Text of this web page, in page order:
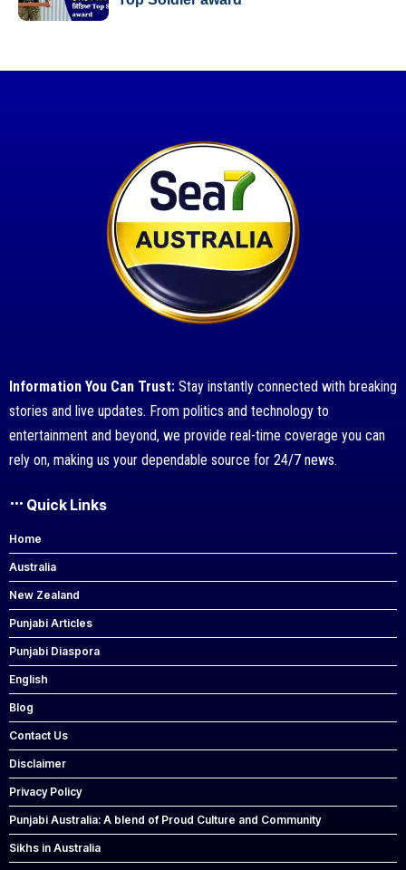
Information You Can Trust: Stay instantly connected with breaking
stories and live updates. From politics and technology to
entertainment and beyond, we provide real-time coverage you can
rely on, making us your dependable source for 24/7 news.
Quick Links
Home
Australia
New Zealand
Punjabi Articles
Punjabi Diaspora
English
Blog
Contact Us
Disclaimer
Privacy Policy
Punjabi Australia: A blend of Proud Culture and Community
Sikhs in Australia